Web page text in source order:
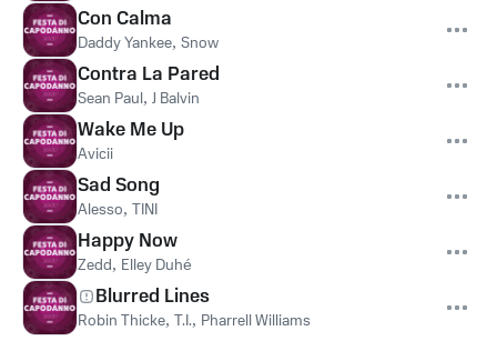
Con Calma
Daddy Yankee, Snow
Contra La Pared
Sean Paul, J Balvin
Wake Me Up
Avicii
Sad Song
Alesso, TINI
Happy Now
Zedd, Elley Duhé
Blurred Lines
Robin Thicke, T.I., Pharrell Williams